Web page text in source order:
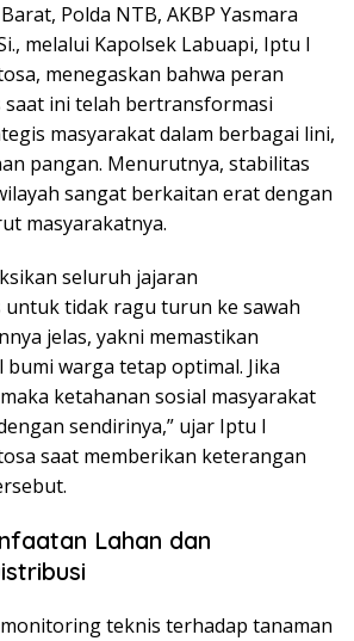
Polda NTB, AKBP Yasmara
melalui Kapolsek Labuapi, Iptu I
menegaskan bahwa peran
ini telah bertransformasi
masyarakat dalam berbagai lini,
pangan. Menurutnya, stabilitas
sangat berkaitan erat dengan
masyarakatnya.
seluruh jajaran
tidak ragu turun ke sawah
jelas, yakni memastikan
warga tetap optimal. Jika
ketahanan sosial masyarakat
sendirinya,” ujar Iptu I
saat memberikan keterangan
Lahan dan
teknis terhadap tanaman